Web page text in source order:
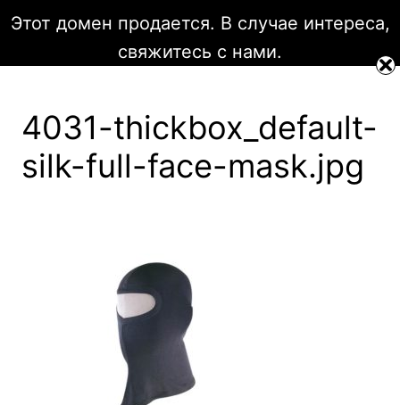
Мотоэкипировка Komine
4031-thickbox_default-
silk-full-face-mask.jpg
Этот домен продается. В случае интереса,
свяжитесь с нами.